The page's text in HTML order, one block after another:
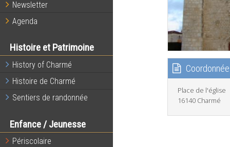
Newsletter
Agenda
Histoire et Patrimoine
History of Charmé
Histoire de Charmé
Sentiers de randonnée
Enfance / Jeunesse
Périscolaire
Place de l'église
16140 Charmé